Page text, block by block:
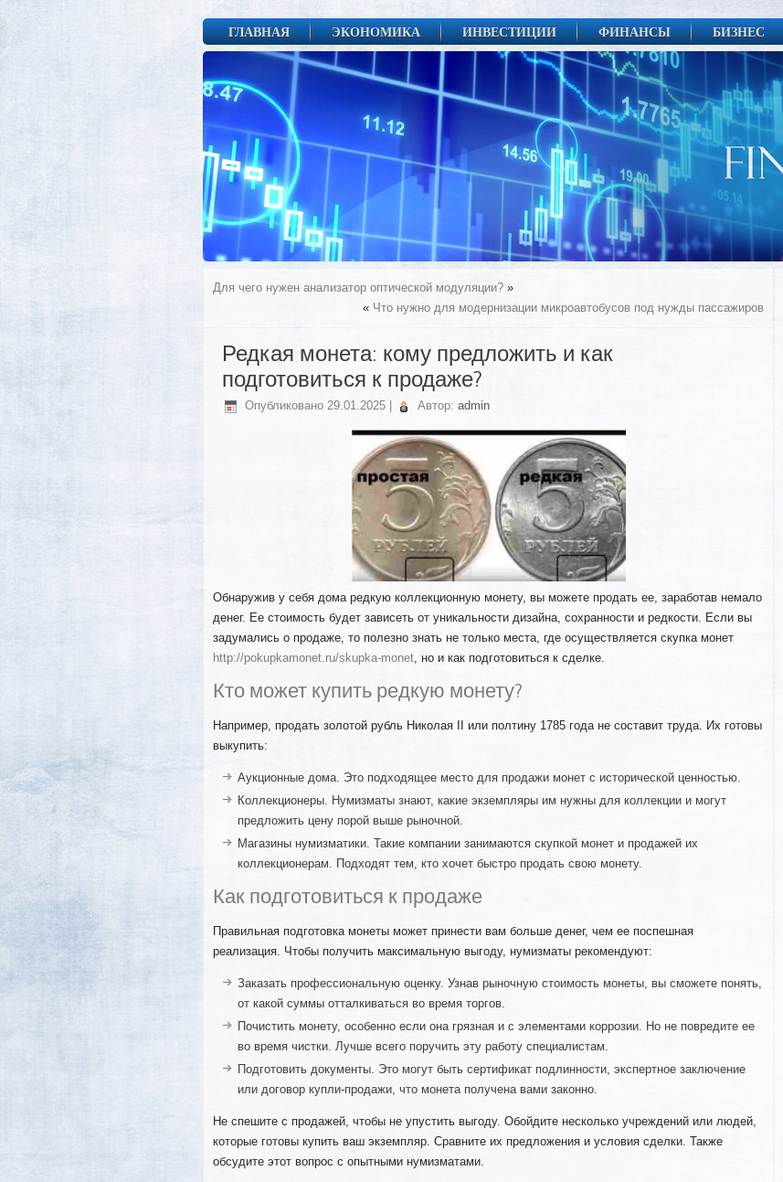
ГЛАВНАЯ ЭКОНОМИКА ИНВЕСТИЦИИ ФИНАНСЫ БИЗНЕС
Для чего нужен анализатор оптической модуляции? »
« Что нужно для модернизации микроавтобусов под нужды пассажиров
Редкая монета: кому предложить и как
подготовиться к продаже?
Опубликовано 29.01.2025 Автор: admin
Обнаружив у себя дома редкую коллекционную монету, вы можете продать ее, заработав немало
денег. Ее стоимость будет зависеть от уникальности дизайна, сохранности и редкости. Если вы
задумались о продаже, то полезно знать не только места, где осуществляется скупка монет
http://pokupkamonet.ru/skupka-monet, но и как подготовиться к сделке.
Кто может купить редкую монету?
Например, продать золотой рубль Николая II или полтину 1785 года не составит труда. Их готовы
выкупить:
Аукционные дома. Это подходящее место для продажи монет с исторической ценностью.
Коллекционеры. Нумизматы знают, какие экземпляры им нужны для коллекции и могут
предложить цену порой выше рыночной.
Магазины нумизматики. Такие компании занимаются скупкой монет и продажей их
коллекционерам. Подходят тем, кто хочет быстро продать свою монету.
Как подготовиться к продаже
Правильная подготовка монеты может принести вам больше денег, чем ее поспешная
реализация. Чтобы получить максимальную выгоду, нумизматы рекомендуют:
Заказать профессиональную оценку. Узнав рыночную стоимость монеты, вы сможете понять,
от какой суммы отталкиваться во время торгов.
Почистить монету, особенно если она грязная и с элементами коррозии. Но не повредите ее
во время чистки. Лучше всего поручить эту работу специалистам.
Подготовить документы. Это могут быть сертификат подлинности, экспертное заключение
или договор купли-продажи, что монета получена вами законно.
Не спешите с продажей, чтобы не упустить выгоду. Обойдите несколько учреждений или людей,
которые готовы купить ваш экземпляр. Сравните их предложения и условия сделки. Также
обсудите этот вопрос с опытными нумизматами.